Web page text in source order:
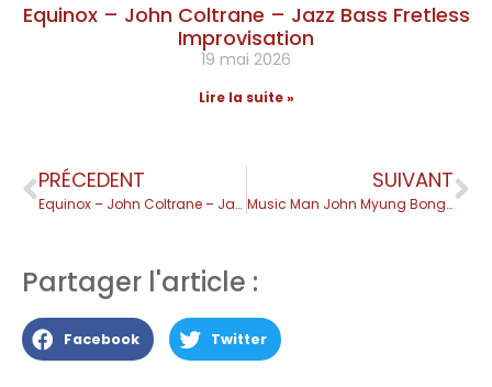
Equinox – John Coltrane – Jazz Bass Fretless
Improvisation
19 mai 2026
Lire la suite »
PRÉCEDENT
Equinox – John Coltrane – Jazz Bass Fretless Improvisation
SUIVANT
Music Man John Myung Bongo 4
Partager l'article :
Facebook Twitter